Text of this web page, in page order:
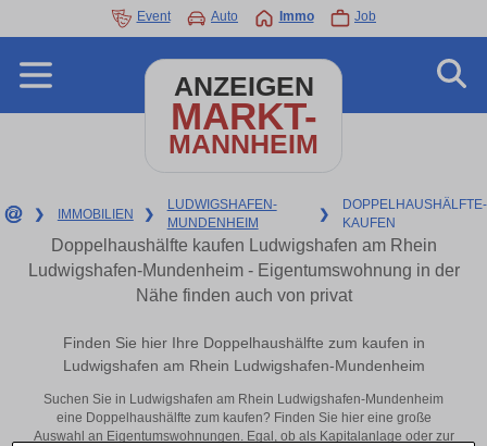
Event Auto Immo Job
ANZEIGEN
MARKT-
MANNHEIM
❯ IMMOBILIEN ❯
LUDWIGSHAFEN-
MUNDENHEIM
❯
DOPPELHAUSHÄLFTE-
KAUFEN
Doppelhaushälfte kaufen Ludwigshafen am Rhein
Ludwigshafen-Mundenheim - Eigentumswohnung in der
Nähe finden auch von privat
Finden Sie hier Ihre Doppelhaushälfte zum kaufen in
Ludwigshafen am Rhein Ludwigshafen-Mundenheim
Suchen Sie in Ludwigshafen am Rhein Ludwigshafen-Mundenheim
eine Doppelhaushälfte zum kaufen? Finden Sie hier eine große
Auswahl an Eigentumswohnungen. Egal, ob als Kapitalanlage oder zur